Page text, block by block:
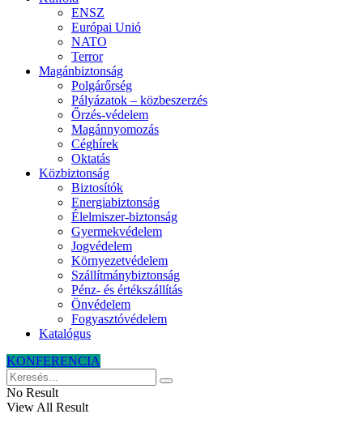
ENSZ
Európai Unió
NATO
Terror
Magánbiztonság
Polgárőrség
Pályázatok – közbeszerzés
Őrzés-védelem
Magánnyomozás
Céghírek
Oktatás
Közbiztonság
Biztosítók
Energiabiztonság
Élelmiszer-biztonság
Gyermekvédelem
Jogvédelem
Környezetvédelem
Szállítmánybiztonság
Pénz- és értékszállítás
Önvédelem
Fogyasztóvédelem
Katalógus
KONFERENCIA
No Result
View All Result